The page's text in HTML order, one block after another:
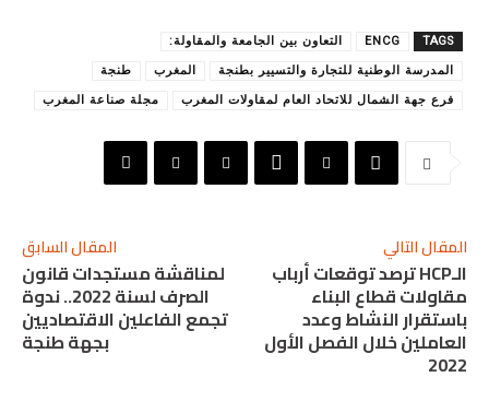
TAGS
ENCG التعاون بين الجامعة والمقاولة:
المدرسة الوطنية للتجارة والتسيير بطنجة المغرب طنجة
فرع جهة الشمال للاتحاد العام لمقاولات المغرب مجلة صناعة المغرب
المقال السابق
لمناقشة مستجدات قانون
الصرف لسنة 2022.. ندوة
تجمع الفاعلين الاقتصاديين
بجهة طنجة
المقال التالي
الـHCP ترصد توقعات أرباب
مقاولات قطاع البناء
باستقرار النشاط وعدد
العاملين خلال الفصل الأول
2022